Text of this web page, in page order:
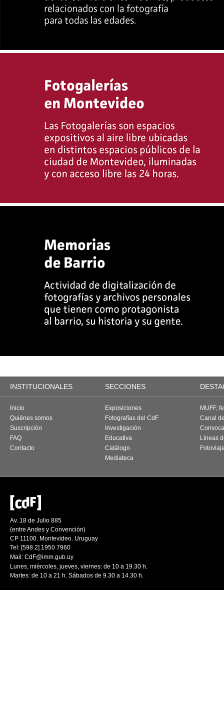
INSTITUCIONALES SECCIONES
Inicio
Quiénes somos
Suscripción
FAQ
Contacto
Exposiciones
Fotografías del CdF
Investigación
Educativa
Catálogo
Mediateca
MUFF,
Canal
Líneas
Av. 18 de Julio 885
(entre Andes y Convención)
CP 11100. Montevideo. Uruguay
Tel: [598 2] 1950 7960
Mail: CdF@imm.gub.uy
Lunes, miércoles, jueves, viernes: de 10 a 19.30 h.
Martes: de 10 a 21 h. Sábados de 9.30 a 14.30 h.